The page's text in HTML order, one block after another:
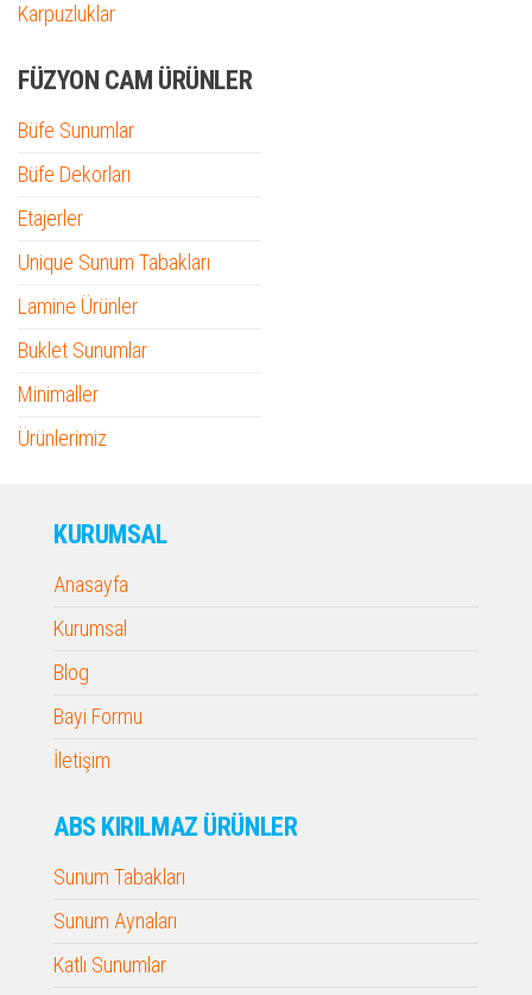
Karpuzluklar
FÜZYON CAM ÜRÜNLER
Büfe Sunumlar
Büfe Dekorları
Etajerler
Unique Sunum Tabakları
Lamine Ürünler
Buklet Sunumlar
Minimaller
Ürünlerimiz
KURUMSAL
Anasayfa
Kurumsal
Blog
Bayi Formu
İletişim
ABS KIRILMAZ ÜRÜNLER
Sunum Tabakları
Sunum Aynaları
Katlı Sunumlar